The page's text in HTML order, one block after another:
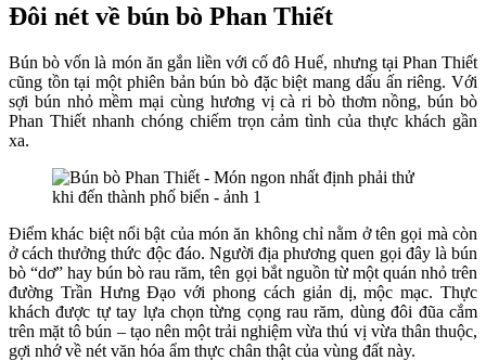
Đôi nét về bún bò Phan Thiết
Bún bò vốn là món ăn gắn liền với cố đô Huế, nhưng tại Phan Thiết
cũng tồn tại một phiên bản bún bò đặc biệt mang dấu ấn riêng. Với
sợi bún nhỏ mềm mại cùng hương vị cà ri bò thơm nồng, bún bò
Phan Thiết nhanh chóng chiếm trọn cảm tình của thực khách gần
xa.
Điểm khác biệt nổi bật của món ăn không chỉ nằm ở tên gọi mà còn
ở cách thưởng thức độc đáo. Người địa phương quen gọi đây là bún
bò “dơ” hay bún bò rau răm, tên gọi bắt nguồn từ một quán nhỏ trên
đường Trần Hưng Đạo với phong cách giản dị, mộc mạc. Thực
khách được tự tay lựa chọn từng cọng rau răm, dùng đôi đũa cắm
trên mặt tô bún – tạo nên một trải nghiệm vừa thú vị vừa thân thuộc,
gợi nhớ về nét văn hóa ẩm thực chân thật của vùng đất này.